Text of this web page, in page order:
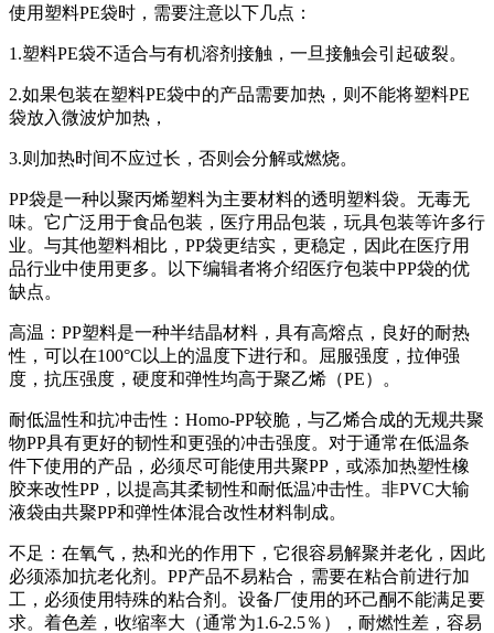
使用塑料PE袋时，需要注意以下几点：
1.塑料PE袋不适合与有机溶剂接触，一旦接触会引起破裂。
2.如果包装在塑料PE袋中的产品需要加热，则不能将塑料PE
袋放入微波炉加热，
3.则加热时间不应过长，否则会分解或燃烧。
PP袋是一种以聚丙烯塑料为主要材料的透明塑料袋。无毒无
味。它广泛用于食品包装，医疗用品包装，玩具包装等许多行
业。与其他塑料相比，PP袋更结实，更稳定，因此在医疗用
品行业中使用更多。以下编辑者将介绍医疗包装中PP袋的优
缺点。
高温：PP塑料是一种半结晶材料，具有高熔点，良好的耐热
性，可以在100°C以上的温度下进行和。屈服强度，拉伸强
度，抗压强度，硬度和弹性均高于聚乙烯（PE）。
耐低温性和抗冲击性：Homo-PP较脆，与乙烯合成的无规共聚
物PP具有更好的韧性和更强的冲击强度。对于通常在低温条
件下使用的产品，必须尽可能使用共聚PP，或添加热塑性橡
胶来改性PP，以提高其柔韧性和耐低温冲击性。非PVC大输
液袋由共聚PP和弹性体混合改性材料制成。
不足：在氧气，热和光的作用下，它很容易解聚并老化，因此
必须添加抗老化剂。PP产品不易粘合，需要在粘合前进行加
工，必须使用特殊的粘合剂。设备厂使用的环己酮不能满足要
求。着色差，收缩率大（通常为1.6-2.5％），耐燃性差，容易